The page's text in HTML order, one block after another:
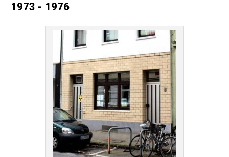
1973 - 1976